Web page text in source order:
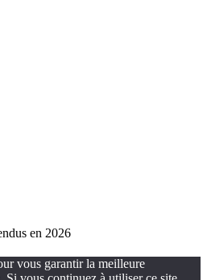
en 2026
vous garantir la meilleure